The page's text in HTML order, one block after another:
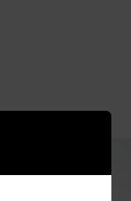
3 18220
(Palermo).